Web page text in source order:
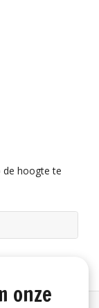
de hoogte te
onze